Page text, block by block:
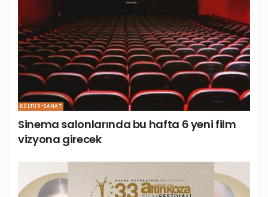
KÜLTÜR-SANAT
Sinema salonlarında bu hafta 6 yeni film
vizyona girecek